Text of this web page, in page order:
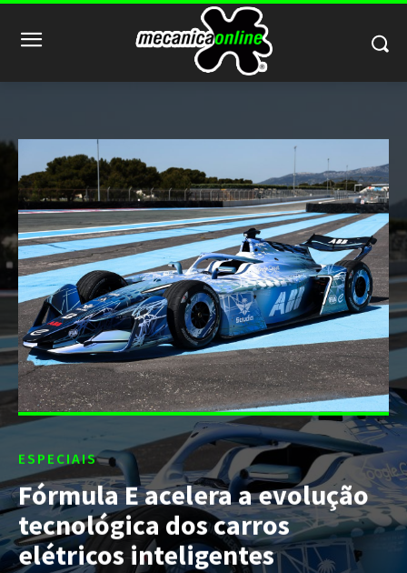
ESPECIAIS
Fórmula E acelera a evolução
tecnológica dos carros
elétricos inteligentes